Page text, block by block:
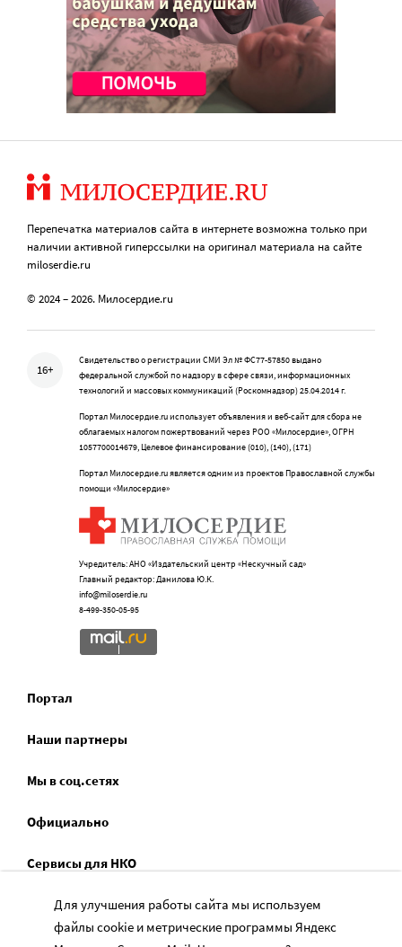
Перепечатка материалов сайта в интернете возможна только при
наличии активной гиперссылки на оригинал материала на сайте
miloserdie.ru
© 2024 – 2026. Милосердие.ru
16+
Свидетельство о регистрации СМИ Эл № ФС77-57850 выдано
федеральной службой по надзору в сфере связи, информационных
технологий и массовых коммуникаций (Роскомнадзор) 25.04.2014 г.
Портал Милосердие.ru использует объявления и веб-сайт для сбора не
облагаемых налогом пожертвований через РОО «Милосердие», ОГРН
1057700014679, Целевое финансирование (010), (140), (171)
Портал Милосердие.ru является одним из проектов Православной службы
помощи «Милосердие»
Учредитель: АНО «Издательский центр «Нескучный сад»
Главный редактор: Данилова Ю.К.
info@miloserdie.ru
8-499-350-05-95
Портал
Наши партнеры
Мы в соц.сетях
Официально
Сервисы для НКО
Спецпроекты
Для улучшения работы сайта мы используем
файлы cookie и метрические программы Яндекс